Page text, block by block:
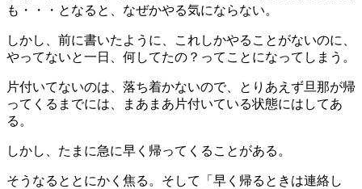
も・・・となると、なぜかやる気にならない。
しかし、前に書いたように、これしかやることがないのに、
やってないと一日、何してたの？ってことになってしまう。
片付いてないのは、落ち着かないので、とりあえず旦那が帰
ってくるまでには、まあまあ片付いている状態にはしてあ
る。
しかし、たまに急に早く帰ってくることがある。
そうなるととにかく焦る。そして「早く帰るときは連絡し